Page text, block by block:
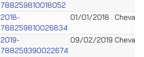
788259810018052
2018-
788259810026834
01/01/2018 Cheval
2019-
788259390022674
09/02/2019 Cheval